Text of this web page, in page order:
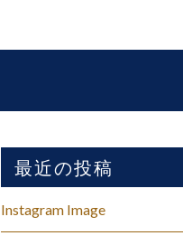
最近の投稿
Instagram Image